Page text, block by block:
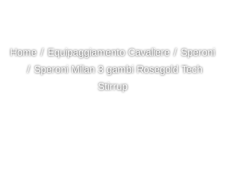
Home Equipaggiamento Cavaliere
Speroni
Speroni Milan 3 gambi Rosegold Tech
Stirrup